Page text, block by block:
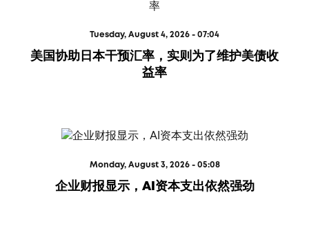
Tuesday, August 4, 2026 - 07:04
美国协助日本干预汇率，实则为了维护美债收
益率
Monday, August 3, 2026 - 05:08
企业财报显示，AI资本支出依然强劲